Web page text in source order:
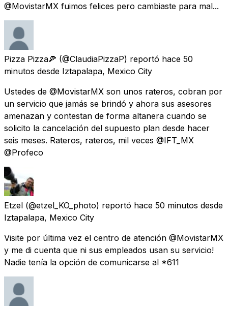
@MovistarMX fuimos felices pero cambiaste para mal...
Pizza Pizza🍕 (@ClaudiaPizzaP) reportó hace 50
minutos desde Iztapalapa, Mexico City
Ustedes de @MovistarMX son unos rateros, cobran por
un servicio que jamás se brindó y ahora sus asesores
amenazan y contestan de forma altanera cuando se
solicito la cancelación del supuesto plan desde hacer
seis meses. Rateros, rateros, mil veces @IFT_MX
@Profeco
Etzel (@etzel_KO_photo) reportó hace 50 minutos desde
Iztapalapa, Mexico City
Visite por última vez el centro de atención @MovistarMX
y me di cuenta que ni sus empleados usan su servicio!
Nadie tenía la opción de comunicarse al *611